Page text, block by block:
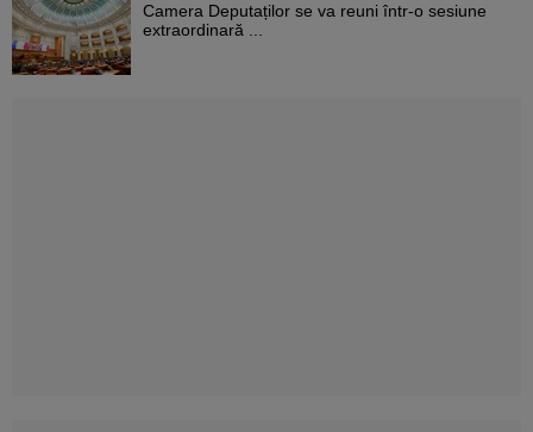
Camera Deputaților se va reuni într-o sesiune
extraordinară ...